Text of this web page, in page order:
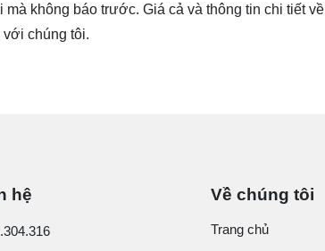
không báo trước. Giá cả và thông tin chi tiết
chúng tôi.
hệ Về chúng tôi
Trang chủ